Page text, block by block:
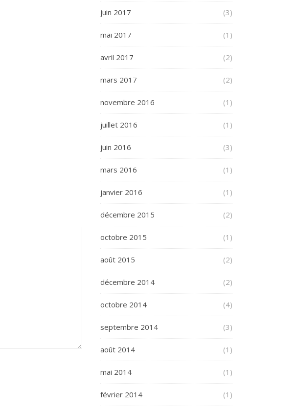
juin 2017 (3)
mai 2017 (1)
avril 2017 (2)
mars 2017 (2)
novembre 2016 (1)
juillet 2016 (1)
juin 2016 (3)
mars 2016 (1)
janvier 2016 (1)
décembre 2015 (2)
octobre 2015 (1)
août 2015 (2)
décembre 2014 (2)
octobre 2014 (4)
septembre 2014 (3)
août 2014 (1)
mai 2014 (1)
février 2014 (1)